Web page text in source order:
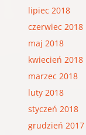
lipiec 2018
czerwiec 2018
maj 2018
kwiecień 2018
marzec 2018
luty 2018
styczeń 2018
grudzień 2017